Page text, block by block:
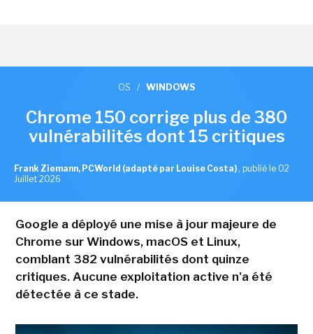
OS / WINDOWS
Chrome 150 corrige plus de 380
vulnérabilités dont 15 critiques
Frank Ziemann, PCWorld (adapté par Louise Costa) , publié le 02
Juillet 2026
Google a déployé une mise à jour majeure de
Chrome sur Windows, macOS et Linux,
comblant 382 vulnérabilités dont quinze
critiques. Aucune exploitation active n'a été
détectée à ce stade.